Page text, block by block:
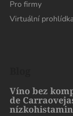
Pro firmy
Virtuální
Víno bez
de